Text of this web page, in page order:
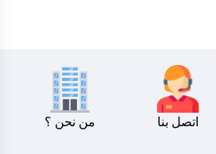
من نحن ؟ اتصل بنا